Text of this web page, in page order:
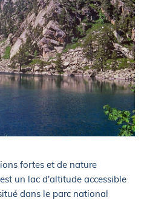
fortes et de nature
un lac d'altitude accessible
dans le parc national